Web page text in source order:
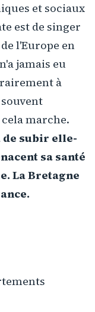
et sociaux
est de singer
l'Europe en
jamais eu
à
marche.
de subir elle-
sa santé
La Bretagne